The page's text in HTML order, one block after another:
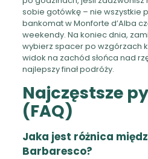
sobie gotówkę – nie wszystkie
bankomat w Monforte d’Alba
weekendy. Na koniec dnia,
wybierz spacer po wzgórzach
widok na zachód słońca nad
najlepszy finał podróży.
Najczęstsze
(FAQ)
Jaka jest różnica
Barbaresco?